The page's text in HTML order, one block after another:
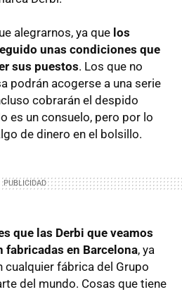
alegrarnos, ya que los
unas condiciones que
sus puestos. Los que no
podrán acogerse a una serie
cobrarán el despido
es un consuelo, pero por lo
de dinero en el bolsillo.
que las Derbi que veamos
fabricadas en Barcelona, ya
cualquier fábrica del Grupo
del mundo. Cosas que tiene